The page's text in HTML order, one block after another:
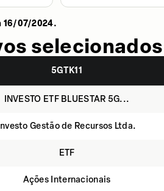
16/07/2024.
selecionados
5GTK11
INVESTO ETF BLUESTAR 5G...
Investo Gestão de Recursos Ltda.
ETF
Ações Internacionais